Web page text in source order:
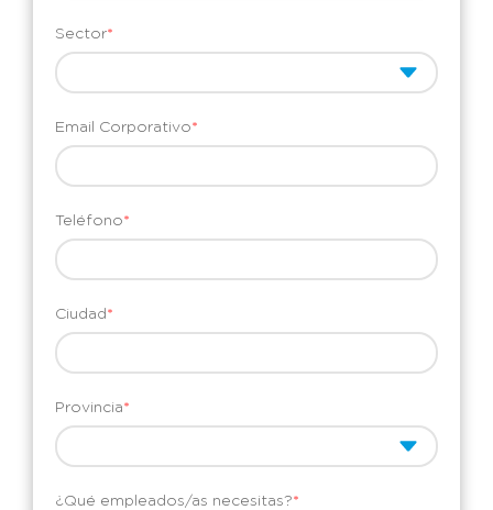
Sector*
Email Corporativo*
Teléfono*
Ciudad*
Provincia*
¿Qué empleados/as necesitas?*